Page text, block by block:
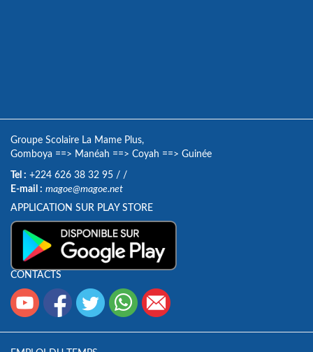
Groupe Scolaire La Mame Plus,
Gomboya ==> Manéah ==> Coyah ==> Guinée
Tel : +224 626 38 32 95 / /
E-mail : magoe@magoe.net
APPLICATION SUR PLAY STORE
CONTACTS